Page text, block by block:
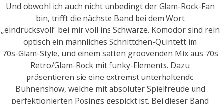
Und obwohl ich auch nicht unbedingt der Glam-Rock-Fan
bin, trifft die nächste Band bei dem Wort
„eindrucksvoll“ bei mir voll ins Schwarze. Komodor sind rein
optisch ein männliches Schnittchen-Quintett im
70s-Glam-Style, und einem satten groovenden Mix aus 70s
Retro/Glam-Rock mit funky-Elements. Dazu
präsentieren sie eine extremst unterhaltende
Bühnenshow, welche mit absoluter Spielfreude und
perfektionierten Posings gespickt ist. Bei dieser Band